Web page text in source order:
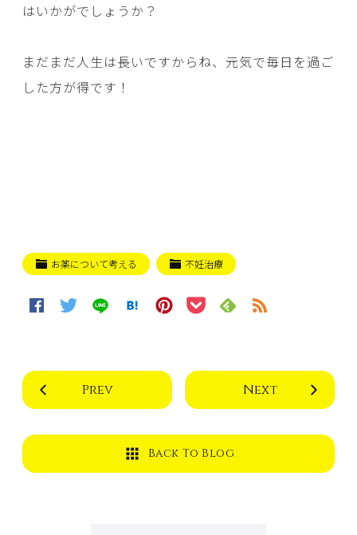
はいかがでしょうか？
まだまだ人生は長いですからね、元気で毎日を過ご
した方が得です！
お薬について考える 不妊治療
Prev Next
Back To Blog